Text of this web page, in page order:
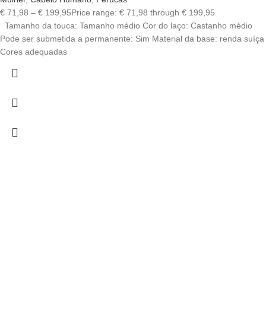
€ 71,98 – € 199,95Price range: € 71,98 through € 199,95
Tamanho da touca: Tamanho médio Cor do laço: Castanho médio
Pode ser submetida a permanente: Sim Material da base: renda suíça
Cores adequadas